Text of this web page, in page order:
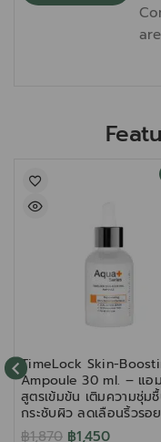
are
TimeLock Skin-
Ampoule 30 ml. – แอ
สูตรเข้มข้น เติมความชุ่ม
กระชับผิว ลดเลือนริ้วรอย
฿1,870 ฿1,450